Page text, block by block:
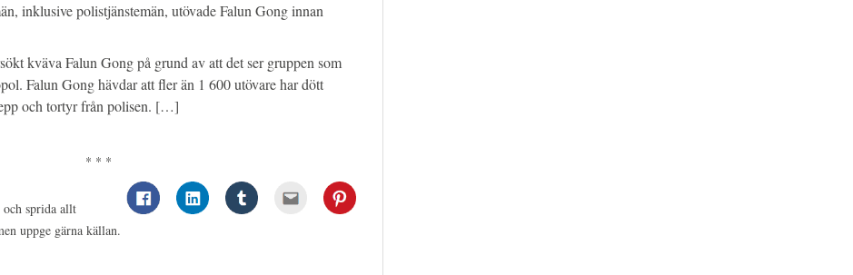
inklusive polistjänstemän, utövade Falun Gong innan
kväva Falun Gong på grund av att det ser gruppen som
Falun Gong hävdar att fler än 1 600 utövare har dött
och tortyr från polisen. […]
* * *
sprida allt
uppge gärna källan.